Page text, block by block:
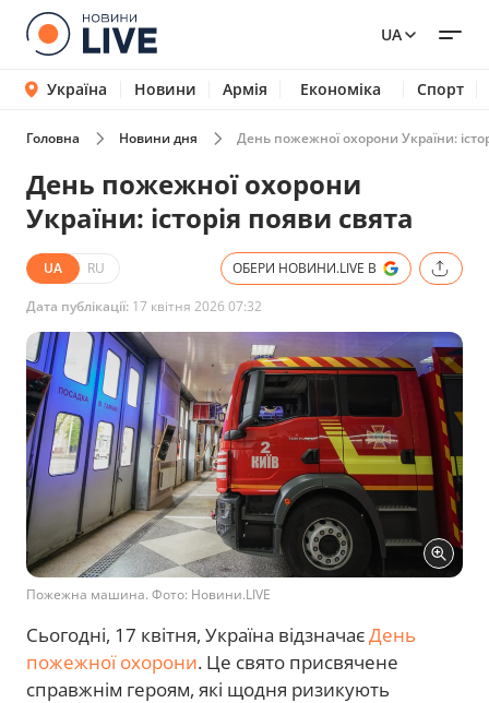
UA
Україна Новини Армія Економіка Спорт
Головна Новини дня День пожежної охорони України:
День пожежної охорони
України: історія появи свята
UA RU ОБЕРИ НОВИНИ.LIVE В
Дата публікації: 17 квітня 2026 07:32
Пожежна машина. Фото: Новини.LIVE
Сьогодні, 17 квітня, Україна відзначаєДень
пожежної охорони. Це свято присвячене
справжнім героям, які щодня ризикують